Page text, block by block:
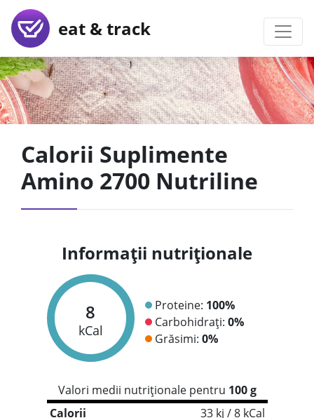
eat & track
Calorii Suplimente
Amino 2700 Nutriline
Informații nutriționale
8
kCal
Proteine: 100%
Carbohidrați: 0%
Grăsimi: 0%
Valori medii nutriționale pentru 100 g
Calorii
33 kj / 8 kCal